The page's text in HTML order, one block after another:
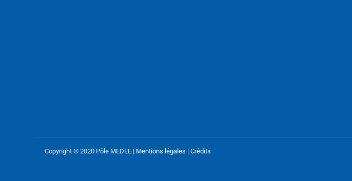
Copyright © 2020 Pôle MEDEE | Mentions légales | Crédits